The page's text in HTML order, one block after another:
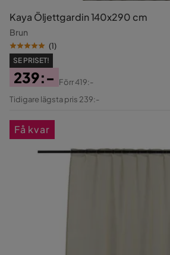
Kaya Öljettgardin 140x290 cm
Brun
(1)
SE PRISET!
Pris
239:-
Original
Förr419:-
Tidigare lägsta pris 239:-
Få kvar